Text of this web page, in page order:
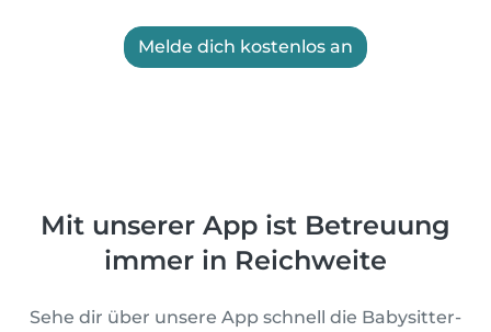
Melde dich kostenlos an
Mit unserer App ist Betreuung
immer in Reichweite
Sehe dir über unsere App schnell die Babysitter-